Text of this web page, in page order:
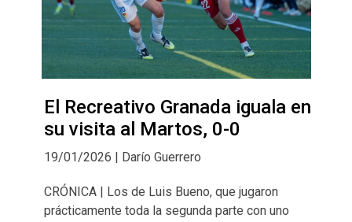
El Recreativo Granada iguala en
su visita al Martos, 0-0
19/01/2026 | Darío Guerrero
CRÓNICA | Los de Luis Bueno, que jugaron
prácticamente toda la segunda parte con uno